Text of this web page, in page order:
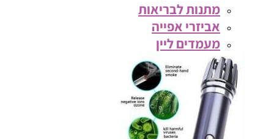
מתנות לבריאות
אביזרי אפייה
מעמדים ליין